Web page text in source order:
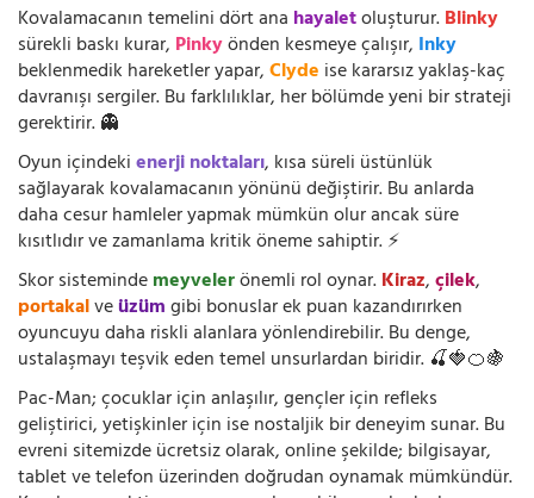
Kovalamacanın temelini dört ana hayaletoluşturur.Blinky
sürekli baskı kurar, Pinkyönden kesmeye çalışır, Inky
beklenmedik hareketler yapar,Clyde ise kararsız yaklaş-kaç
davranışı sergiler. Bu farklılıklar, her bölümde yeni bir strateji
gerektirir. 👻
Oyun içindekienerji noktaları, kısa süreli üstünlük
sağlayarak kovalamacanın yönünü değiştirir. Bu anlarda
daha cesur hamleler yapmak mümkün olur ancak süre
kısıtlıdır ve zamanlama kritik öneme sahiptir. ⚡
Skor sistemindemeyvelerönemli rol oynar.Kiraz,çilek,
portakalveüzümgibi bonuslar ek puan kazandırırken
oyuncuyu daha riskli alanlara yönlendirebilir. Bu denge,
ustalaşmayı teşvik eden temel unsurlardan biridir. 🍒🍓🍊🍇
Pac-Man; çocuklar için anlaşılır, gençler için refleks
geliştirici, yetişkinler için ise nostaljik bir deneyim sunar. Bu
evreni sitemizde ücretsiz olarak, online şekilde; bilgisayar,
tablet ve telefon üzerinden doğrudan oynamak mümkündür.